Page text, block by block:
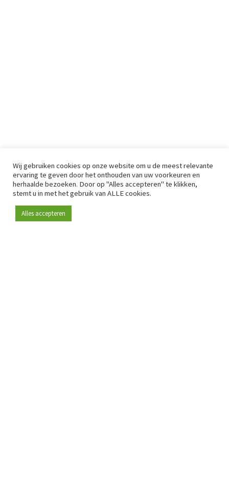
Wij gebruiken cookies op onze website om u de meest relevante
ervaring te geven door het onthouden van uw voorkeuren en
herhaalde bezoeken. Door op "Alles accepteren" te klikken,
stemt u in met het gebruik van ALLE cookies.
Alles accepteren